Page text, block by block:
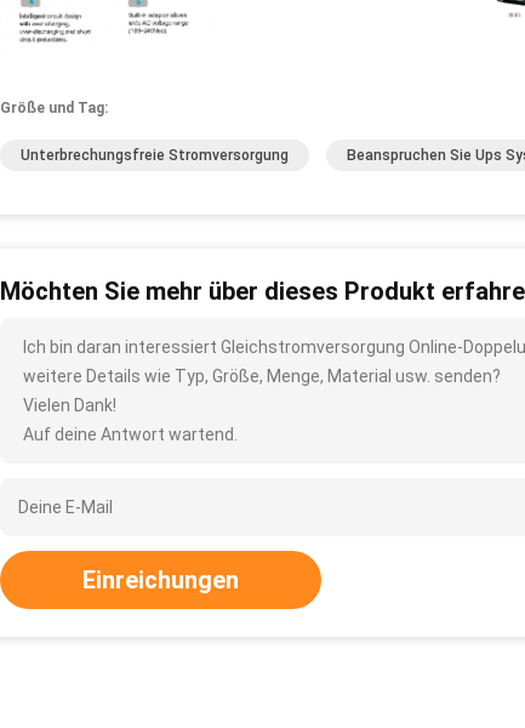
Größe und Tag:
Unterbrechungsfreie Stromversorgung Beanspruchen Sie Ups
Möchten Sie mehr über dieses Produkt
Ich bin daran interessiert Gleichstromversorgung Online-
weitere Details wie Typ, Größe, Menge, Material usw. senden?
Vielen Dank!
Auf deine Antwort wartend.
Einreichungen